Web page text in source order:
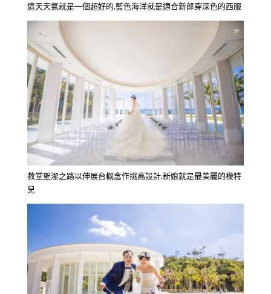
這天天氣就是一個超好的,藍色海洋就是適合新郎穿深色的西服
教堂聖潔之路以伸展台概念作挑高設計,新娘就是最美麗的模特
兒